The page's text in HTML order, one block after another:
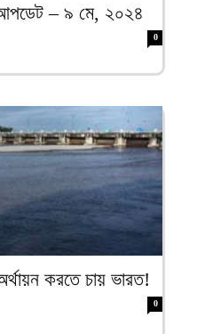
আপডেট – ৯ মে, ২০২৪
0
করতে চায় ভারত!
0